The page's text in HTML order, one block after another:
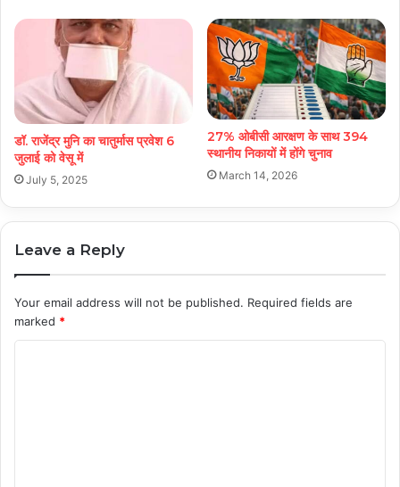
डॉ. राजेंद्र मुनि का चातुर्मास प्रवेश 6
जुलाई को वेसू में
July 5, 2025
27% ओबीसी आरक्षण के साथ 394
स्थानीय निकायों में होंगे चुनाव
March 14, 2026
Leave a Reply
Your email address will not be published. Required fields are
marked *